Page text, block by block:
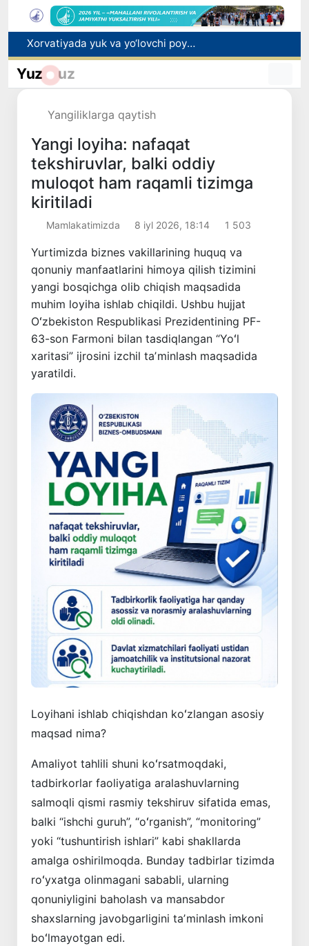
Bozor xizmatlarining 40 foizdan ortig‘i poytaxt hissasiga to‘g‘ri kelmoqda
“Men tanigan O‘zbekiston!”
Yuz uz
Yangiliklarga qaytish
Yangi loyiha: nafaqat
tekshiruvlar, balki oddiy
muloqot ham raqamli tizimga
kiritiladi
Mamlakatimizda 8 iyl 2026, 18:14 1 503
Yurtimizda biznes vakillarining huquq va
qonuniy manfaatlarini himoya qilish tizimini
yangi bosqichga olib chiqish maqsadida
muhim loyiha ishlab chiqildi. Ushbu hujjat
Oʻzbekiston Respublikasi Prezidentining PF-
63-son Farmoni bilan tasdiqlangan “Yoʻl
xaritasi” ijrosini izchil taʼminlash maqsadida
yaratildi.
Loyihani ishlab chiqishdan koʻzlangan asosiy
maqsad nima?
Amaliyot tahlili shuni koʻrsatmoqdaki,
tadbirkorlar faoliyatiga aralashuvlarning
salmoqli qismi rasmiy tekshiruv sifatida emas,
balki “ishchi guruh”, “oʻrganish”, “monitoring”
yoki “tushuntirish ishlari” kabi shakllarda
amalga oshirilmoqda. Bunday tadbirlar tizimda
roʻyxatga olinmagani sababli, ularning
qonuniyligini baholash va mansabdor
shaxslarning javobgarligini taʼminlash imkoni
boʻlmayotgan edi.